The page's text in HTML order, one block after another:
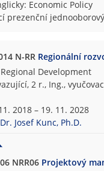
Economic Policy
prezenční jednooborový
N-RR Regionální
Development
2 r., Ing.,
2018 – 19. 11. 2028
Josef Kunc, Ph.D.
NRR06 Projektový